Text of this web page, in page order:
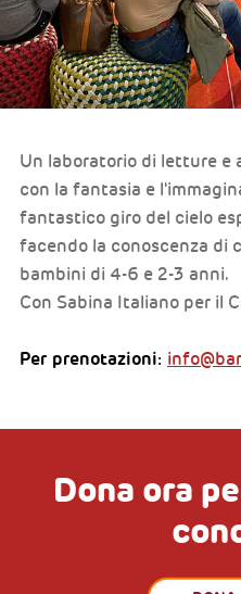
Un laboratorio di letture e
con la fantasia e
fantastico giro del cielo
facendo la conoscenza di
bambini di 4-6 e 2-3 anni.
Con Sabina Italiano per il
Per prenotazioni:
Dona ora